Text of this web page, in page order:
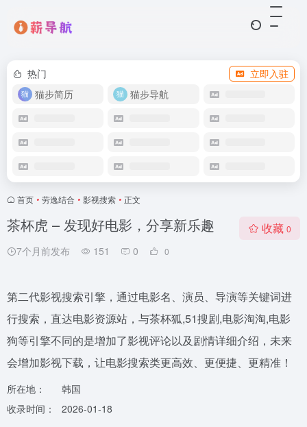
热门
立即入驻
猫步简历
猫步导航
首页 • 劳逸结合 • 影视搜索 • 正文
茶杯虎 – 发现好电影，分享新乐趣
7个月前发布 151 0 0
收藏 0
第二代影视搜索引擎，通过电影名、演员、导演等关键词进
行搜索，直达电影资源站，与茶杯狐,51搜剧,电影淘淘,电影
狗等引擎不同的是增加了影视评论以及剧情详细介绍，未来
会增加影视下载，让电影搜索类更高效、更便捷、更精准！
所在地：
韩国
收录时间：
2026-01-18